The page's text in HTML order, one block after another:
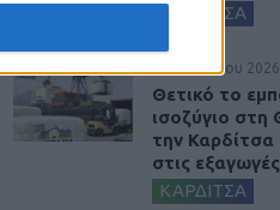
ΚΑΡΔΙΤΣΑ
7 Αυγούστου
Θετικό το
ισοζύγιο στη
την
στις
ΚΑΡΔΙΤΣΑ